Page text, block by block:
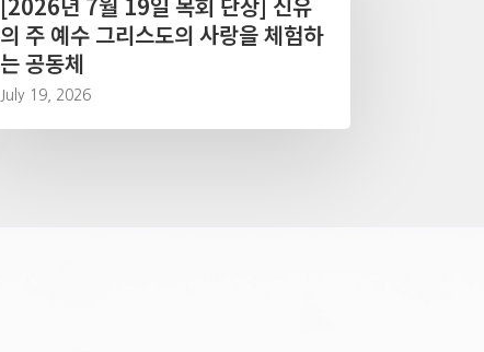
의 주 예수 그리스도의 사랑을 체험하
는 공동체
July 19, 2026